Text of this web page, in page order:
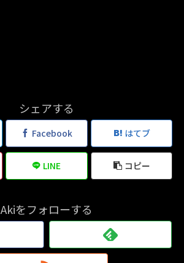
シェアする
Facebook はてブ
LINE コピー
Akiをフォローする